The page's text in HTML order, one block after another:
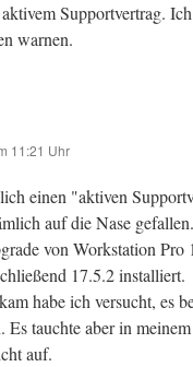
Supportvertrag.
warnen.
11:21 Uhr
einen "aktiven
auf die Nase gefallen.
von Workstation Pro
17.5.2 installiert.
habe ich versucht, es
Es tauchte aber in
auf.